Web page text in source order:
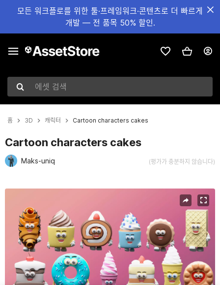
모든 워크플로를 위한 툴·프레임워크·콘텐츠로 더 빠르게
개발 — 전 품목 50% 할인.
에셋 검색
홈 3D 캐릭터 Cartoon characters cakes
Cartoon characters cakes
Maks-uniq (평가가 충분하지 않습니다)